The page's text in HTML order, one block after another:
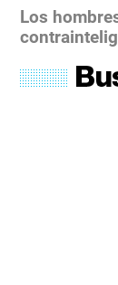
Los